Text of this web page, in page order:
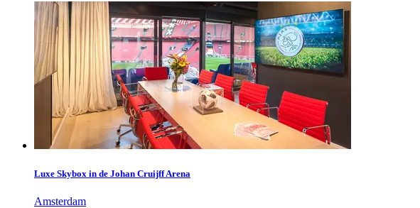
Luxe Skybox in de Johan Cruijff Arena
Amsterdam